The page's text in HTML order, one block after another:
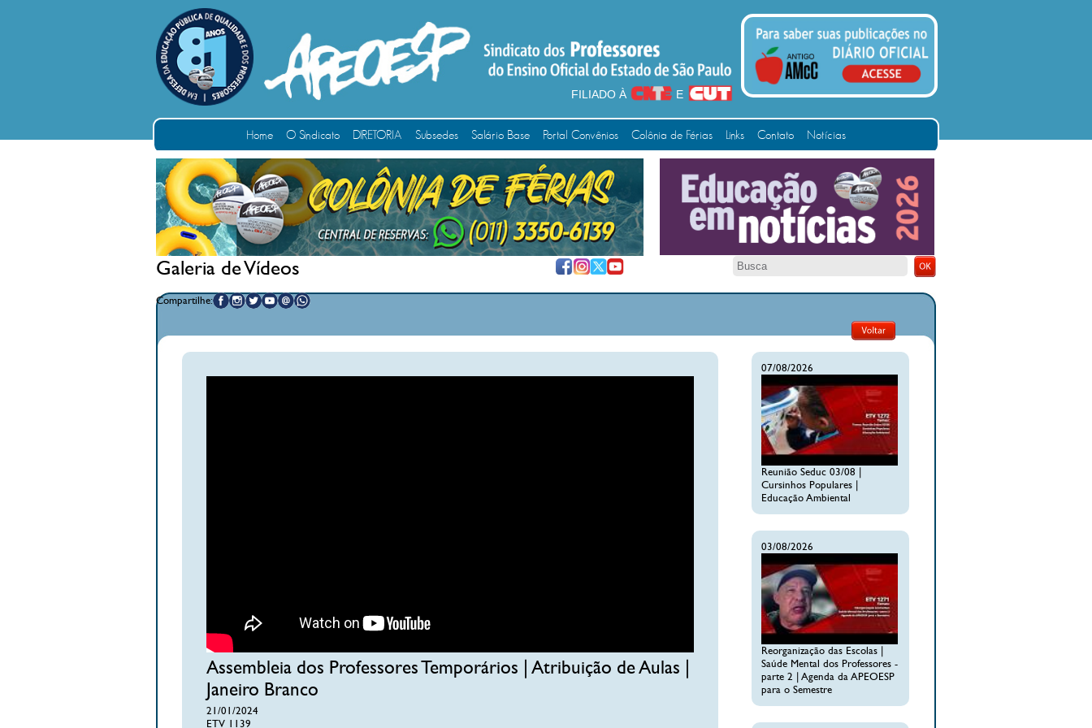
FILIADO À E
Home O Sindicato DIRETORIA Subsedes Salário Base Portal Convênios Colônia de Férias Links Contato Notícias
Galeria de Vídeos
Compartilhe:
Assembleia dos Professores Temporários | Atribuição de Aulas |
Janeiro Branco
21/01/2024
ETV 1139
07/08/2026
Reunião Seduc 03/08 |
Cursinhos Populares |
Educação Ambiental
03/08/2026
Reorganização das Escolas |
Saúde Mental dos Professores -
parte 2 | Agenda da APEOESP
para o Semestre